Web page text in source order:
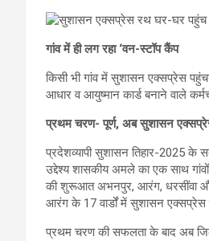
गांव में ही लग रहा ‘वन-स्टॉप कैंप
किसी भी गांव में सुशासन एक्सप्रेस
आधार व आयुष्मान कार्ड बनाने वाले
प्रथम चरण- पूर्ण, अब सुशासन
प्रदेशव्यापी सुशासन तिहार-2025 के
उद्देश्य शासकीय अमले का एक साथ
की शुरूआत अभनपुर, आरंग, धरसींवा और
आरंग के 17 वार्डों में सुशासन एक्सप्रेस
प्रथम चरण की सफलता के बाद अब